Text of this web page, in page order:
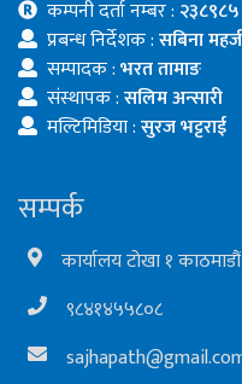
कम्पनी दर्ता नम्बर :
प्रबन्ध निर्देशक :सबिना
सम्पादक :भरत तामाङ
संस्थापक :सलिम अन्सारी
मल्टिमिडिया :सुरज भट्टराई
सम्पर्क
कार्यालय टोखा १ काठमाडौं
९८४१४५५८०८